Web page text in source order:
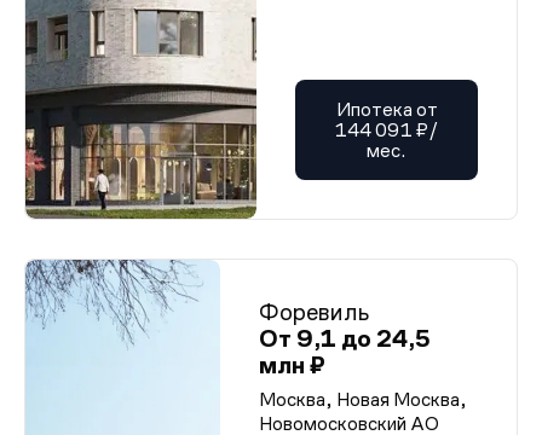
Ипотека от
144 091 ₽/
мес.
Форевиль
От 9,1 до 24,5
млн ₽
Москва, Новая Москва,
Новомосковский АО